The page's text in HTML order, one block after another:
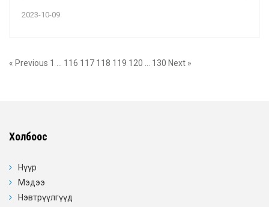
2023-10-09
« Previous 1 … 116 117 118 119 120 … 130 Next »
Холбоос
Нүүр
Мэдээ
Нэвтрүүлгүүд